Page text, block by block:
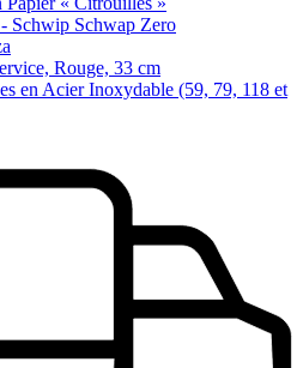
Schwip Schwap Zero
Rouge, 33 cm
en Acier Inoxydable (59, 79, 118 et